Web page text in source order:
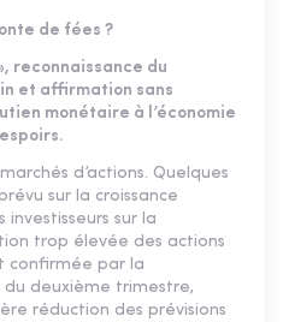
de fées ?
reconnaissance du
et affirmation sans
monétaire à l’économie
d’actions. Quelques
sur la croissance
sur la
trop élevée des actions
confirmée par la
deuxième trimestre,
réduction des prévisions